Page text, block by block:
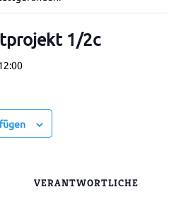
1/2c
VERANTWORTLICHE